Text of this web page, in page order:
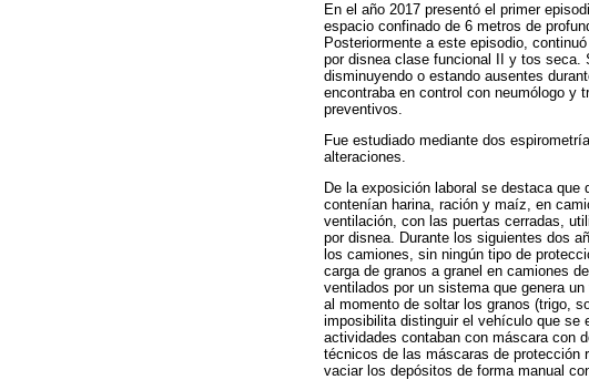
En el año 2017 presentó el primer
espacio confinado de 6 metros de
Posteriormente a este episodio,
por disnea clase funcional II y tos seca.
disminuyendo o estando ausentes
encontraba en control con neumólogo y
preventivos.
Fue estudiado mediante dos
alteraciones.
De la exposición laboral se destaca
contenían harina, ración y maíz, en
ventilación, con las puertas cerradas,
por disnea. Durante los siguientes dos
los camiones, sin ningún tipo de
carga de granos a granel en camiones
ventilados por un sistema que genera
al momento de soltar los granos (trigo,
imposibilita distinguir el vehículo que se
actividades contaban con máscara con
técnicos de las máscaras de protección
vaciar los depósitos de forma manual